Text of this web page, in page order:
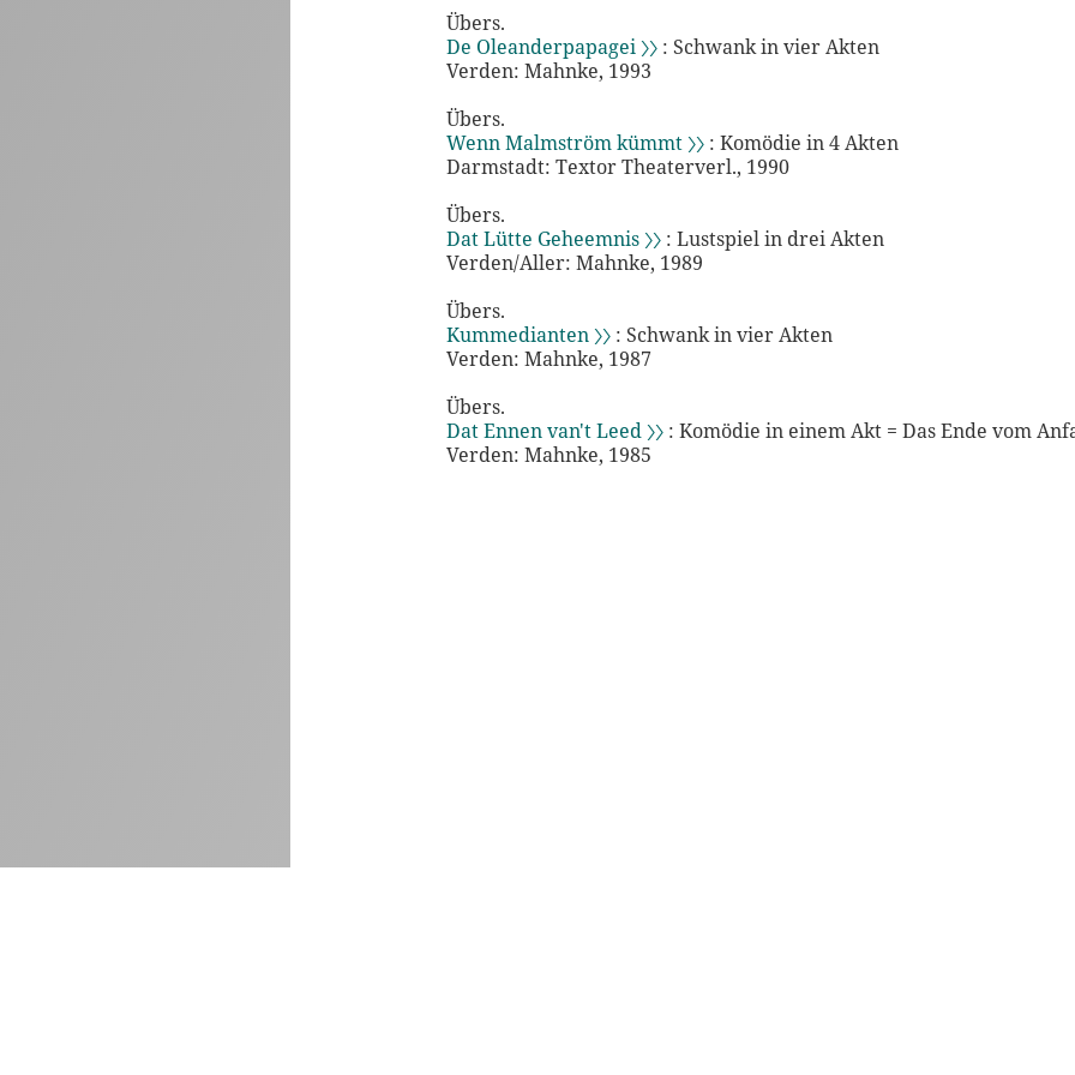
Übers.
De Oleanderpapagei 〉〉 : Schwank in vier Akten
Verden: Mahnke, 1993
Übers.
Wenn Malmström kümmt 〉〉 : Komödie in 4 Akten
Darmstadt: Textor Theaterverl., 1990
Übers.
Dat Lütte Geheemnis 〉〉 : Lustspiel in drei Akten
Verden/Aller: Mahnke, 1989
Übers.
Kummedianten 〉〉 : Schwank in vier Akten
Verden: Mahnke, 1987
Übers.
Dat Ennen van't Leed 〉〉 : Komödie in einem Akt = Das Ende vom
Verden: Mahnke, 1985